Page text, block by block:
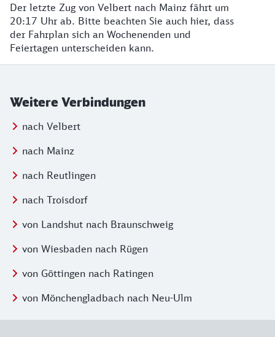
Der letzte Zug von Velbert nach Mainz fährt um
20:17 Uhr ab. Bitte beachten Sie auch hier, dass
der Fahrplan sich an Wochenenden und
Feiertagen unterscheiden kann.
Weitere Verbindungen
nach Velbert
nach Mainz
nach Reutlingen
nach Troisdorf
von Landshut nach Braunschweig
von Wiesbaden nach Rügen
von Göttingen nach Ratingen
von Mönchengladbach nach Neu-Ulm